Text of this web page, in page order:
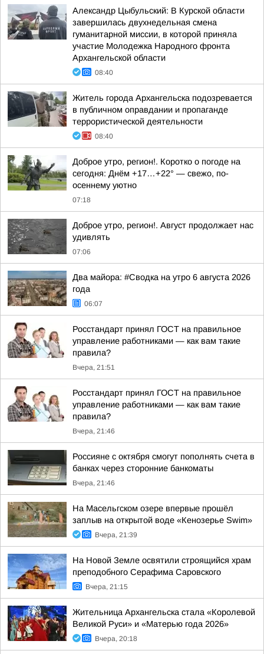
Александр Цыбульский: В Курской области
завершилась двухнедельная смена
гуманитарной миссии, в которой приняла
участие Молодежка Народного фронта
Архангельской области
08:40
Житель города Архангельска подозревается
в публичном оправдании и пропаганде
террористической деятельности
08:40
Доброе утро, регион!. Коротко о погоде на
сегодня: Днём +17…+22° — свежо, по-
осеннему уютно
07:18
Доброе утро, регион!. Август продолжает нас
удивлять
07:06
Два майора: #Сводка на утро 6 августа 2026
года
06:07
Росстандарт принял ГОСТ на правильное
управление работниками — как вам такие
правила?
Вчера, 21:51
Росстандарт принял ГОСТ на правильное
управление работниками — как вам такие
правила?
Вчера, 21:46
Россияне с октября смогут пополнять счета в
банках через сторонние банкоматы
Вчера, 21:46
На Масельгском озере впервые прошёл
заплыв на открытой воде «Кенозерье Swim»
Вчера, 21:39
На Новой Земле освятили строящийся храм
преподобного Серафима Саровского
Вчера, 21:15
Жительница Архангельска стала «Королевой
Великой Руси» и «Матерью года 2026»
Вчера, 20:18